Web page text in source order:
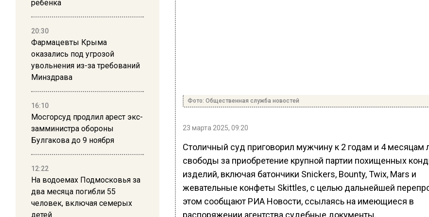
ребенка
20:30
Фармацевты Крыма
оказались под угрозой
увольнения из-за требований
Минздрава
16:10
Мосгорсуд продлил арест экс-
замминистра обороны
Булгакова до 9 ноября
12:22
На водоемах Подмосковья за
два месяца погибли 55
человек, включая семерых
детей
Фото: Общественная служба новостей
23 марта 2025, 09:20
Столичный суд приговорил мужчину к 2 годам и 4 месяцам
свободы за приобретение крупной партии похищенных
изделий, включая батончики Snickers, Bounty, Twix, Mars и
жевательные конфеты Skittles, с целью дальнейшей
этом сообщают РИА Новости, ссылаясь на имеющиеся в
распоряжении агентства судебные документы.